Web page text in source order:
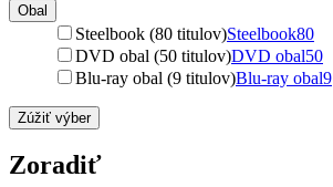
Obal
Steelbook (80 titulov)Steelbook80
DVD obal (50 titulov)DVD obal50
Blu-ray obal (9 titulov)Blu-ray obal9
Zúžiť výber
Zoradiť